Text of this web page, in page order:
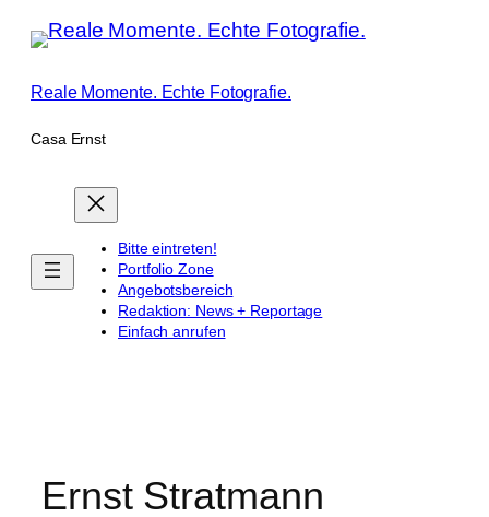
Zum
Inhalt
Reale Momente. Echte Fotografie.
Casa Ernst
Bitte eintreten!
Portfolio Zone
Angebotsbereich
Redaktion: News + Reportage
Einfach anrufen
Ernst Stratmann